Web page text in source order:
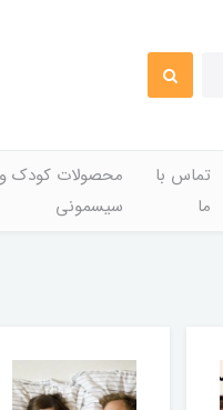
تماس با
ما
محصولات کودک و
سیسمونی